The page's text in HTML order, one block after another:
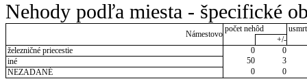
Nehody podľa miesta - špecifické
Námestovo
počet nehôd
+/-
železničné priecestie
0
0
iné
50
3
NEZADANÉ
0 0